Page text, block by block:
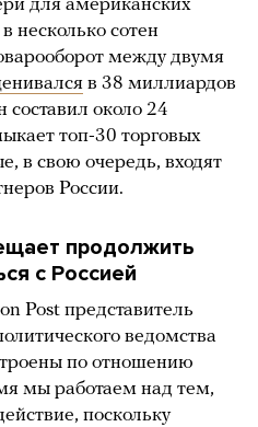
для американских
несколько сотен
между двумя
в 38 миллиардов
составил около 24
топ-30 торговых
в свою очередь, входят
России.
продолжить
с Россией
Post представитель
ведомства
по отношению
мы работаем над тем,
поскольку